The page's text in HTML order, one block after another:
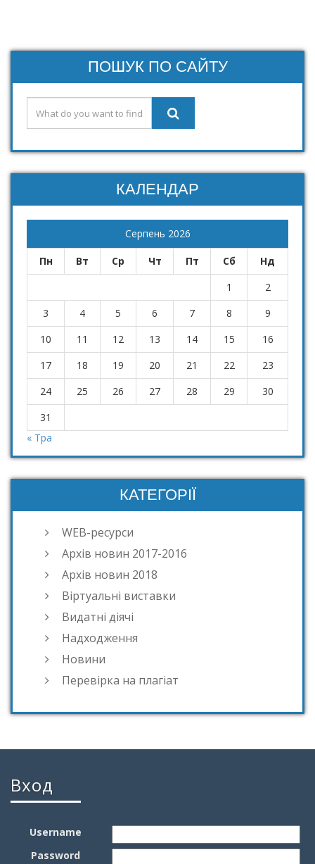
ПОШУК ПО САЙТУ
КАЛЕНДАР
Серпень 2026
Пн Вт Ср Чт Пт Сб
Нд
1
2
3
4 5 6 7 8
9
10
11 12 13 14 15
16
17
18 19 20 21 22
23
24
25 26 27 28 29
30
31
« Тра
КАТЕГОРІЇ
WEB-ресурси
Архів новин 2017-2016
Архів новин 2018
Віртуальні виставки
Видатні діячі
Надходження
Новини
Перевірка на плагіат
Вход
Username
Password